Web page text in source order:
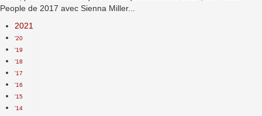
People de 2017 avec Sienna Miller...
2021
'20
'19
'18
'17
'16
'15
'14